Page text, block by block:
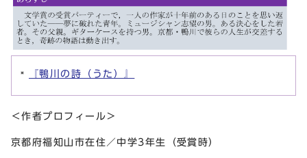
『鴨川の詩（うた）』
＜作者プロフィール＞
京都府福知山市在住／中学3年生（受賞時）